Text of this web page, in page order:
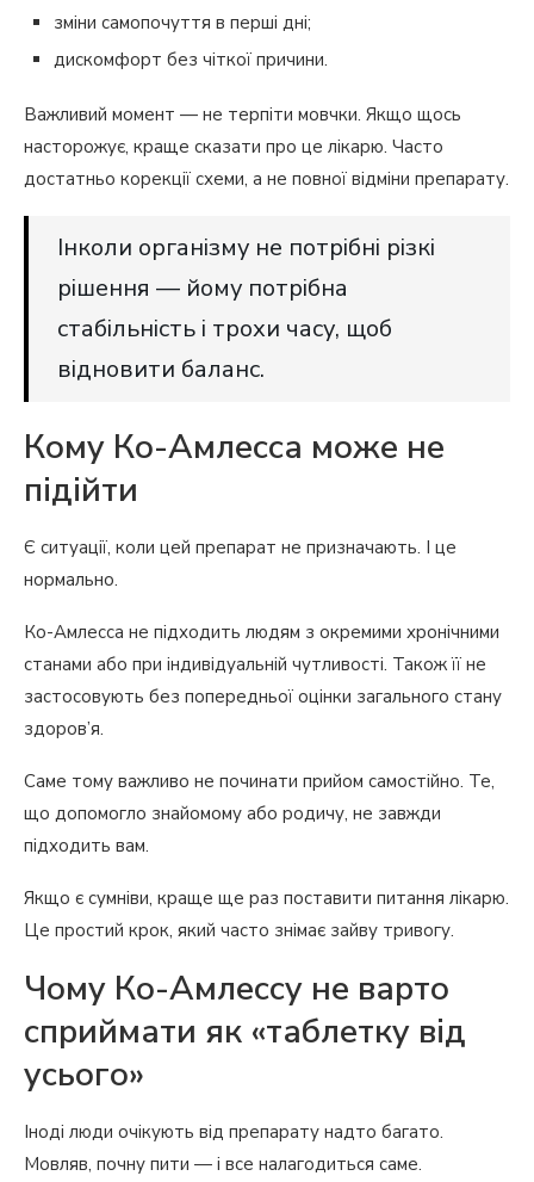
зміни самопочуття в перші дні;
дискомфорт без чіткої причини.
Важливий момент — не терпіти мовчки. Якщо щось
насторожує, краще сказати про це лікарю. Часто
достатньо корекції схеми, а не повної відміни препарату.
Інколи організму не потрібні різкі
рішення — йому потрібна
стабільність і трохи часу, щоб
відновити баланс.
Кому Ко-Амлесса може не
підійти
Є ситуації, коли цей препарат не призначають. І це
нормально.
Ко-Амлесса не підходить людям з окремими хронічними
станами або при індивідуальній чутливості. Також її не
застосовують без попередньої оцінки загального стану
здоров’я.
Саме тому важливо не починати прийом самостійно. Те,
що допомогло знайомому або родичу, не завжди
підходить вам.
Якщо є сумніви, краще ще раз поставити питання лікарю.
Це простий крок, який часто знімає зайву тривогу.
Чому Ко-Амлессу не варто
сприймати як «таблетку від
усього»
Іноді люди очікують від препарату надто багато.
Мовляв, почну пити — і все налагодиться саме.